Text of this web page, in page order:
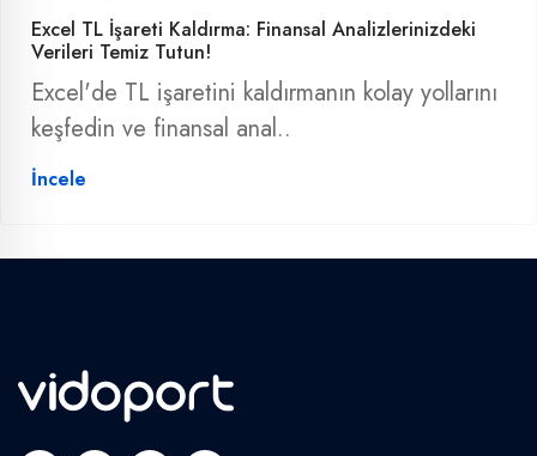
Excel TL İşareti Kaldırma: Finansal Analizlerinizdeki
Verileri Temiz Tutun!
Excel'de TL işaretini kaldırmanın kolay yollarını
keşfedin ve finansal anal..
İncele